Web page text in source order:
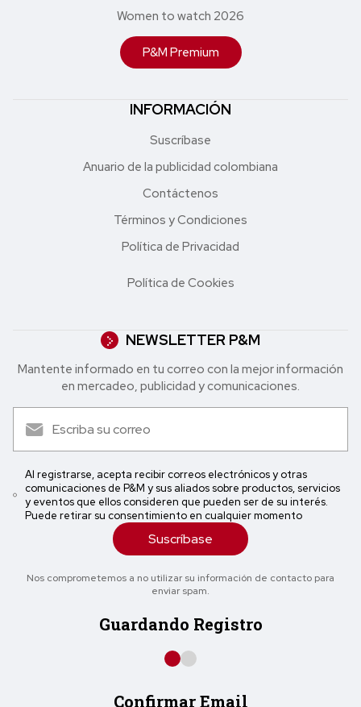
Women to watch 2026
P&M Premium
INFORMACIÓN
Suscríbase
Anuario de la publicidad colombiana
Contáctenos
Términos y Condiciones
Política de Privacidad
Política de Cookies
NEWSLETTER P&M
Mantente informado en tu correo con la mejor in formación
en mercadeo, publicidad y comunicaciones.
Al registrarse, acepta recibir correos electrónicos y otras
comunicaciones de P&M y sus aliados sobre productos, servicios
y eventos que ellos consideren que pueden ser de su interés.
Puede retirar su consentimiento en cualquier momento
Suscríbase
Nos comprometemos a no utilizar su información de contacto para
enviar spam.
Guardando Registro
Confirmar Email